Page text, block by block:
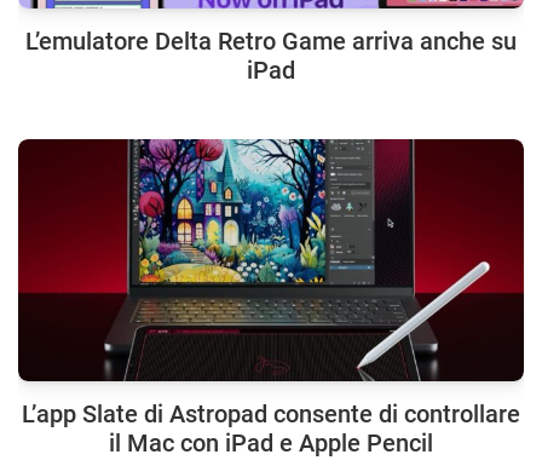
L’emulatore Delta Retro Game arriva anche su
iPad
L’app Slate di Astropad consente di controllare
il Mac con iPad e Apple Pencil